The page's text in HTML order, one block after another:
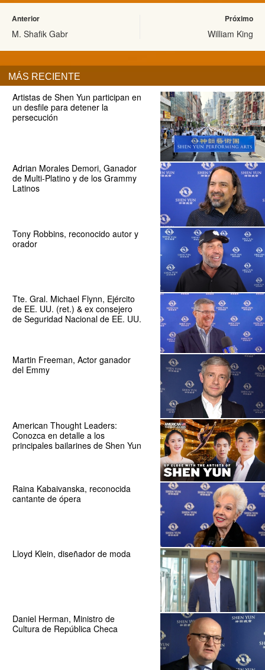
Anterior
M. Shafik Gabr
Próximo
William King
MÁS RECIENTE
Artistas de Shen Yun participan en
un desfile para detener la
persecución
Adrian Morales Demori, Ganador
de Multi-Platino y de los Grammy
Latinos
Tony Robbins, reconocido autor y
orador
Tte. Gral. Michael Flynn, Ejército
de EE. UU. (ret.) & ex consejero
de Seguridad Nacional de EE. UU.
Martin Freeman, Actor ganador
del Emmy
American Thought Leaders:
Conozca en detalle a los
principales bailarines de Shen Yun
Raina Kabaivanska, reconocida
cantante de ópera
Lloyd Klein, diseñador de moda
Daniel Herman, Ministro de
Cultura de República Checa